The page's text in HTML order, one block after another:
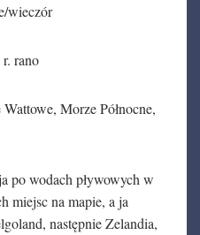
wieczór
rano
Morze Północne,
po wodach pływowych w
miejsc na mapie, a ja
następnie Zelandia,